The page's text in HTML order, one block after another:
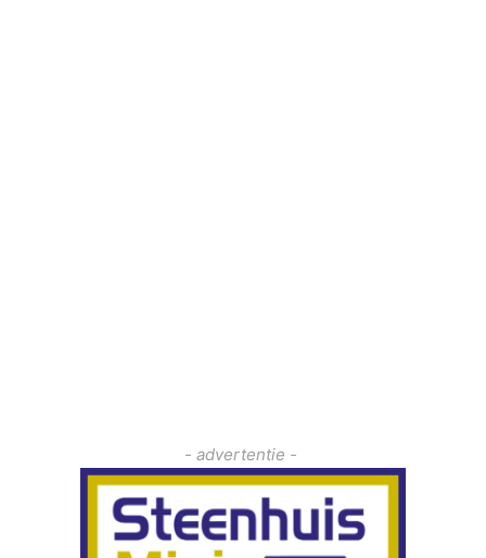
- advertentie -